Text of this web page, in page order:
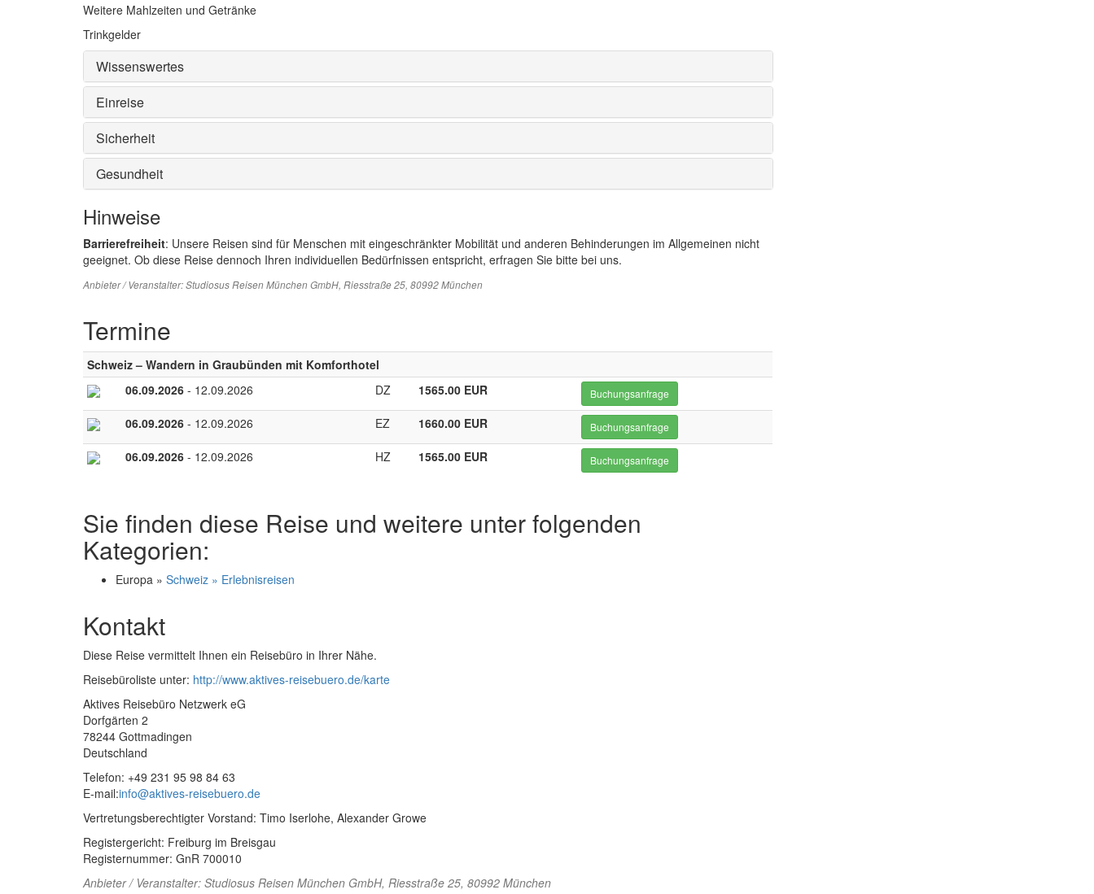
Weitere Mahlzeiten und Getränke
Trinkgelder
Wissenswertes
Einreise
Sicherheit
Gesundheit
Hinweise
Barrierefreiheit: Unsere Reisen sind für Menschen mit eingeschränkter Mobilität und anderen Behinderungen im Allgemeinen nicht
geeignet. Ob diese Reise dennoch Ihren individuellen Bedürfnissen entspricht, erfragen Sie bitte bei uns.
Anbieter / Veranstalter:Studiosus Reisen München GmbH, Riesstraße 25, 80992 München
Termine
Schweiz – Wandern in Graubünden mit Komforthotel
06.09.2026 - 12.09.2026 DZ 1565.00 EUR Buchungsanfrage
06.09.2026 - 12.09.2026 EZ 1660.00 EUR Buchungsanfrage
06.09.2026 - 12.09.2026 HZ 1565.00 EUR Buchungsanfrage
Sie finden diese Reise und weitere unter folgenden
Kategorien:
Europa » Schweiz » Erlebnisreisen
Kontakt
Diese Reise vermittelt Ihnen ein Reisebüro in Ihrer Nähe.
Reisebüroliste unter: http://www.aktives-reisebuero.de/karte
Aktives Reisebüro Netzwerk eG
Dorfgärten 2
78244 Gottmadingen
Deutschland
Telefon: +49 231 95 98 84 63
E-mail:info@aktives-reisebuero.de
Vertretungsberechtigter Vorstand: Timo Iserlohe, Alexander Growe
Registergericht: Freiburg im Breisgau
Registernummer: GnR 700010
Anbieter / Veranstalter: Studiosus Reisen München GmbH, Riesstraße 25, 80992 München